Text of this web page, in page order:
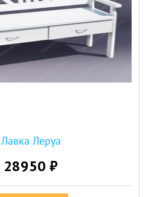
Лавка Леруа
28950 ₽